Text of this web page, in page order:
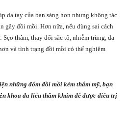
da tay của bạn sáng hơn nhưng không tác
gây đồi mồi. Hơn nữa, nếu dùng sai cách
thâm, thay đổi sắc tố, nhiễm trùng, da
và tình trạng đồi mồi có thể nghiêm
những đốm đồi mồi kém thẩm mỹ, bạn
khoa da liễu thăm khám để được điều trị